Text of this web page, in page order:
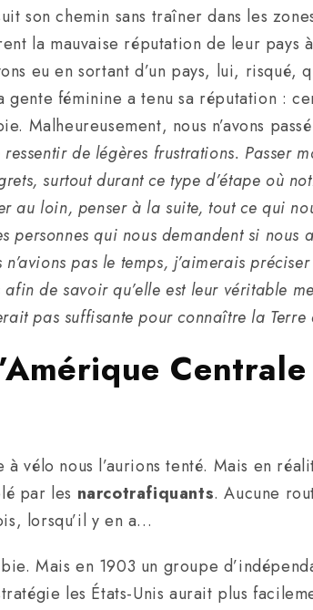
son chemin sans traîner dans les
la mauvaise réputation de leur pays
eu en sortant d’un pays, lui, risqué,
féminine a tenu sa réputation :
Malheureusement, nous n’avons
de légères frustrations. Passer
surtout durant ce type d’étape où
loin, penser à la suite, tout ce qui
personnes qui nous demandent si
pas le temps, j’aimerais
de savoir qu’elle est leur véritable
pas suffisante pour connaître la
Centrale
vélo nous l’aurions tenté. Mais en
par les narcotrafiquants. Aucune
lorsqu’il y en a…
Mais en 1903 un groupe
les États-Unis aurait plus